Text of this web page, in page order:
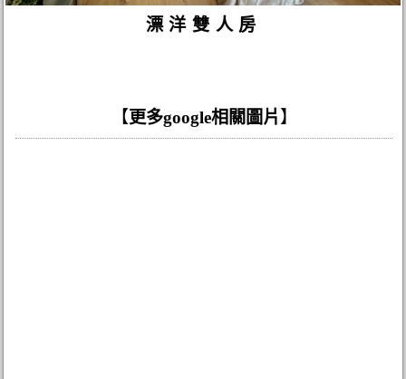
漂洋雙人房
【更多google相關圖片】